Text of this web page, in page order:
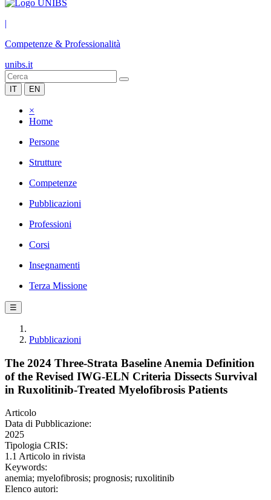
|
Competenze & Professionalità
unibs.it
IT EN
×
Home
Persone
Strutture
Competenze
Pubblicazioni
Professioni
Corsi
Insegnamenti
Terza Missione
☰
Pubblicazioni
The 2024 Three-Strata Baseline Anemia Definition
of the Revised IWG-ELN Criteria Dissects Survival
in Ruxolitinib-Treated Myelofibrosis Patients
Articolo
Data di Pubblicazione:
2025
Tipologia CRIS:
1.1 Articolo in rivista
Keywords:
anemia; myelofibrosis; prognosis; ruxolitinib
Elenco autori: